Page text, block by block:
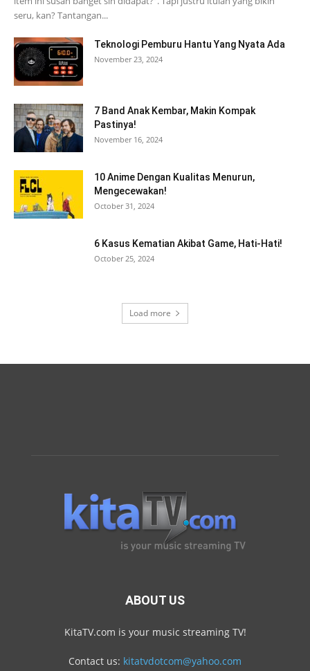
seru, kan? Tantangan...
Teknologi Pemburu Hantu Yang Nyata Ada
November 23, 2024
7 Band Anak Kembar, Makin Kompak
Pastinya!
November 16, 2024
10 Anime Dengan Kualitas Menurun,
Mengecewakan!
October 31, 2024
6 Kasus Kematian Akibat Game, Hati-Hati!
October 25, 2024
Load more
ABOUT US
KitaTV.com is your music streaming TV!
Contact us: kitatvdotcom@yahoo.com